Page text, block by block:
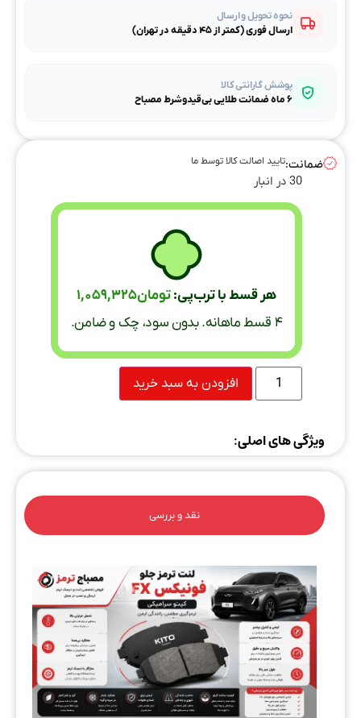
نحوه تحویل و ارسال
ارسال فوری (کمتر از ۴۵ دقیقه در تهران)
پوشش گارانتی کالا
۶ ماه ضمانت طلایی بی‌قیدوشرط مصباح
ضمانت:تایید اصالت کالا توسط ما
30 در انبار
هر قسط با ترب‌پی:تومان1,059,325
۴ قسط ماهانه. بدون سود، چک و ضامن.
افزودن به سبد خرید
ویژگی های اصلی:
نقد و بررسی